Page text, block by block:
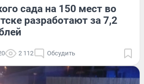
сада на 150 мест во
разработают за 7,2
2 112 Обсудить